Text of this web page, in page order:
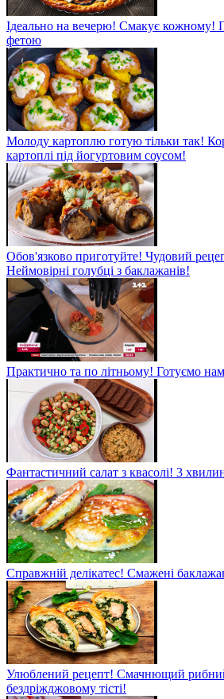
Ідеально на вечерю! Смакує кожному!
фетою
Молоду картоплю готую тільки так!
картоплі під йогуртовим соусом!
Обов'язково приготуйте! Чудовий
Неймовірні голубці з баклажанів!
Практично та по літньому! Готуємо
Фантастичний салат з квасолі! 3
Справжній делікатес! Смажені
Улюблений рецепт! Смачнющий
бездріжджовому тісті!